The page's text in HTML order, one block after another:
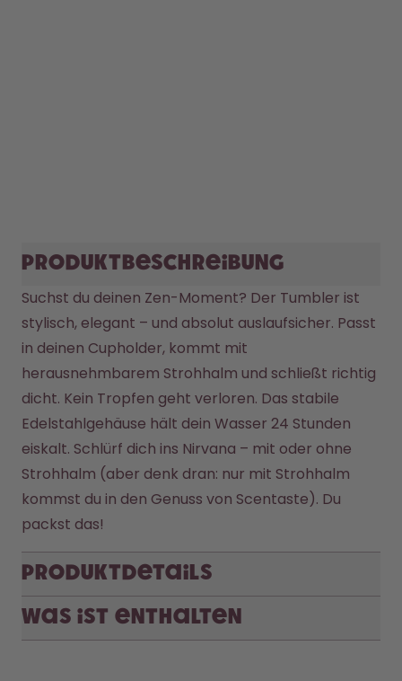
Produktbeschreibung
Suchst du deinen Zen-Moment? Der Tumbler ist
stylisch, elegant – und absolut auslaufsicher. Passt
in deinen Cupholder, kommt mit
herausnehmbarem Strohhalm und schließt richtig
dicht. Kein Tropfen geht verloren. Das stabile
Edelstahlgehäuse hält dein Wasser 24 Stunden
eiskalt. Schlürf dich ins Nirvana – mit oder ohne
Strohhalm (aber denk dran: nur mit Strohhalm
kommst du in den Genuss von Scentaste). Du
packst das!
Produktdetails
Was ist enthalten